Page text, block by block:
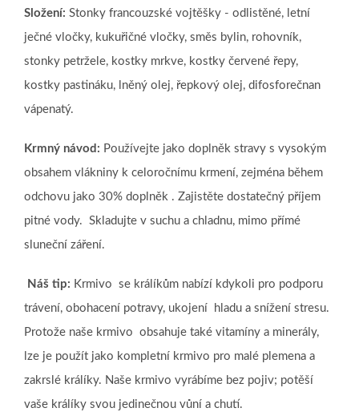
Složení: Stonky francouzské vojtěšky - odlistěné, letní
ječné vločky, kukuřičné vločky, směs bylin, rohovník,
stonky petržele, kostky mrkve, kostky červené řepy,
kostky pastináku, lněný olej, řepkový olej, difosforečnan
vápenatý.
Krmný návod: Používejte jako doplněk stravy s vysokým
obsahem vlákniny k celoročnímu krmení, zejména během
odchovu jako 30% doplněk . Zajistěte dostatečný příjem
pitné vody. Skladujte v suchu a chladnu, mimo přímé
sluneční záření.
Náš tip: Krmivo se králíkům nabízí kdykoli pro podporu
trávení, obohacení potravy, ukojení hladu a snížení stresu.
Protože naše krmivo obsahuje také vitamíny a minerály,
lze je použít jako kompletní krmivo pro malé plemena a
zakrslé králíky. Naše krmivo vyrábíme bez pojiv; potěší
vaše králíky svou jedinečnou vůní a chutí.